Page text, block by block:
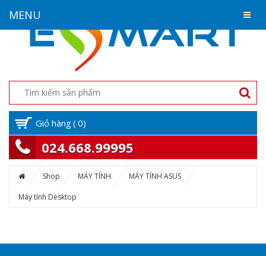
Giỏ hàng( 0)
024.668.99995
MENU
Shop MÁY TÍNH MÁY TÍNH ASUS
Máy tính Desktop